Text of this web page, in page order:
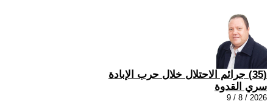
(35) جرائم الاحتلال خلال حرب الإبادة
سري القدوة
2026 / 8 / 9